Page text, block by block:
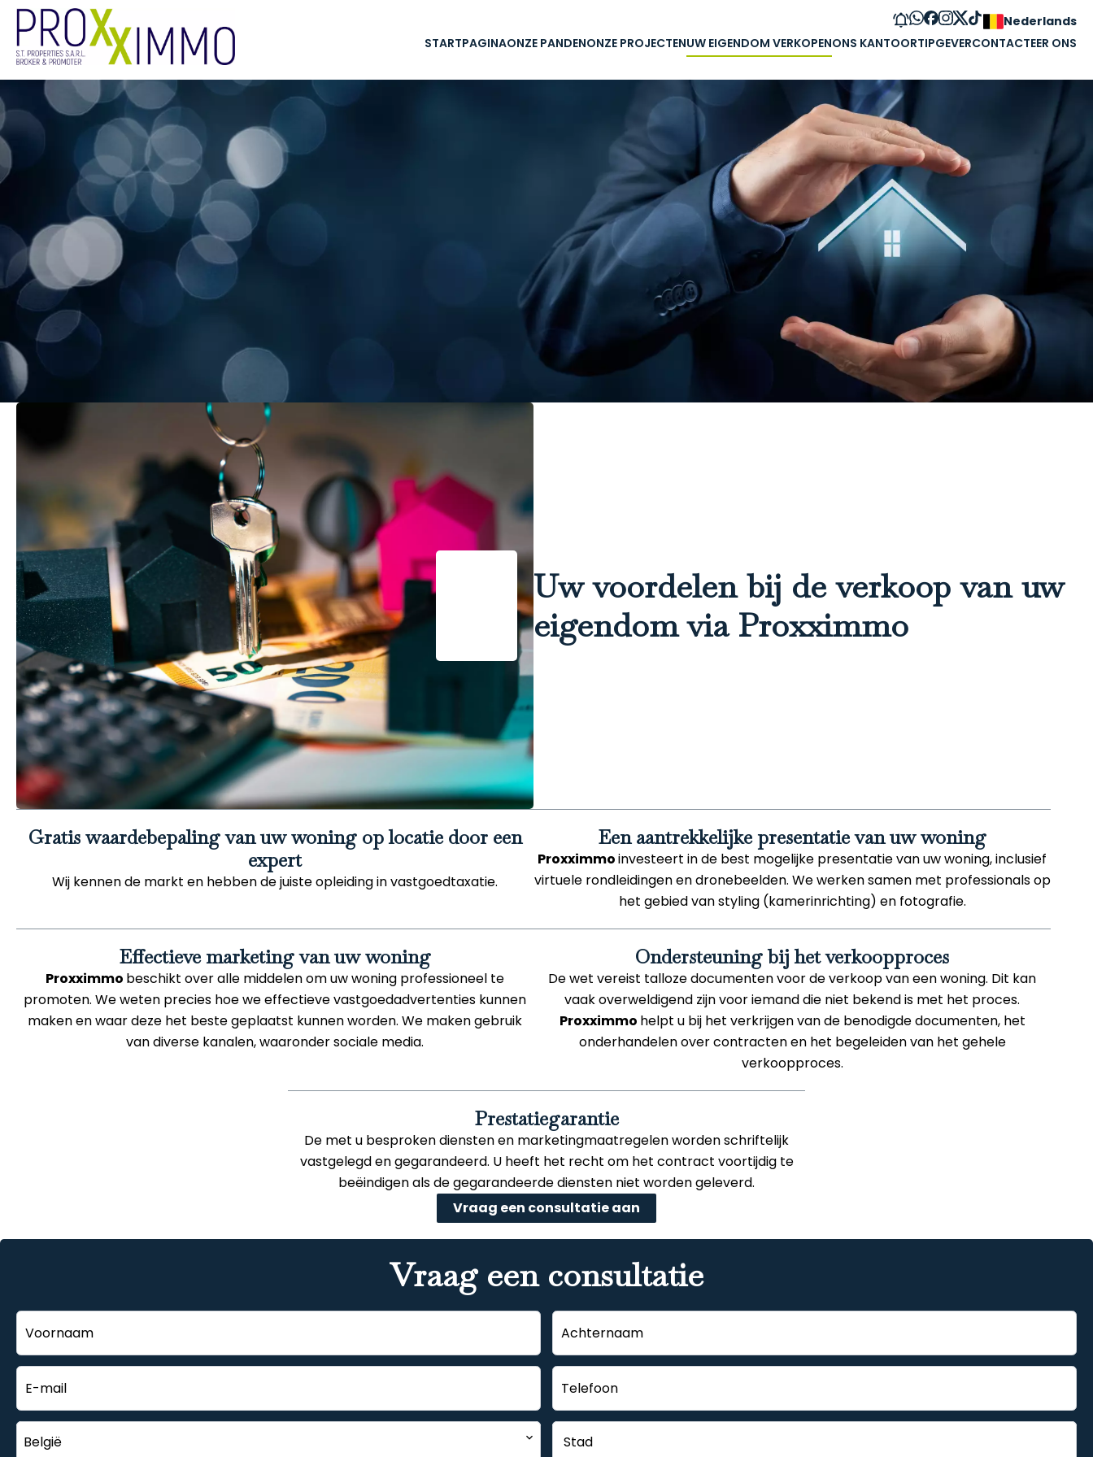
Nederlands
STARTPAGINAONZE PANDENONZE PROJECTENUW EIGENDOM VERKOPENONS KANTOORTIPGEVERCONTACTEER ONS
Uw voordelen bij de verkoop van uw
eigendom via Proxximmo
Gratis waardebepaling van uw woning op locatie door een
expert
Wij kennen de markt en hebben de juiste opleiding in vastgoedtaxatie.
Een aantrekkelijke presentatie van uw woning
Proxximmoinvesteert in de best mogelijke presentatie van uw woning, inclusief
virtuele rondleidingen en dronebeelden. We werken samen met professionals op
het gebied van styling (kamerinrichting) en fotografie.
Effectieve marketing van uw woning
Proxximmo beschikt over alle middelen om uw woning professioneel te
promoten. We weten precies hoe we effectieve vastgoedadvertenties kunnen
maken en waar deze het beste geplaatst kunnen worden. We maken gebruik
van diverse kanalen, waaronder sociale media.
Ondersteuning bij het verkoopproces
De wet vereist talloze documenten voor de verkoop van een woning. Dit kan
vaak overweldigend zijn voor iemand die niet bekend is met het proces.
Proxximmo helpt u bij het verkrijgen van de benodigde documenten, het
onderhandelen over contracten en het begeleiden van het gehele
verkoopproces.
Prestatiegarantie
De met u besproken diensten en marketingmaatregelen worden schriftelijk
vastgelegd en gegarandeerd. U heeft het recht om het contract voortijdig te
beëindigen als de gegarandeerde diensten niet worden geleverd.
Vraag een consultatie aan
Vraag een consultatie
België Stad